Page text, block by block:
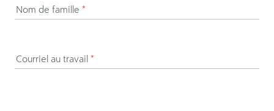
Nom de famille *
Courriel au travail *